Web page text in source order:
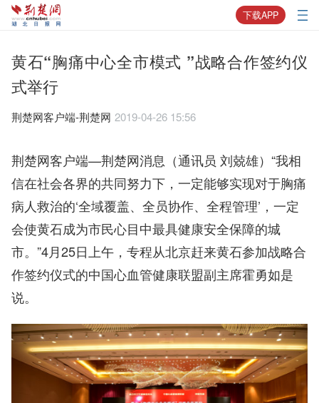
下载APP
黄石“胸痛中心全市模式 ”战略合作签约仪
式举行
荆楚网客户端-荆楚网 2019-04-26 15:56
荆楚网客户端—荆楚网消息（通讯员 刘兢雄）“我相
信在社会各界的共同努力下，一定能够实现对于胸痛
病人救治的‘全域覆盖、全员协作、全程管理’，一定
会使黄石成为市民心目中最具健康安全保障的城
市。”4月25日上午，专程从北京赶来黄石参加战略合
作签约仪式的中国心血管健康联盟副主席霍勇如是
说。